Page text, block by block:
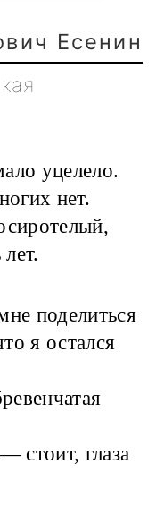
Есенин
уцелело.
нет.
поделиться
я остался
стоит, глаза